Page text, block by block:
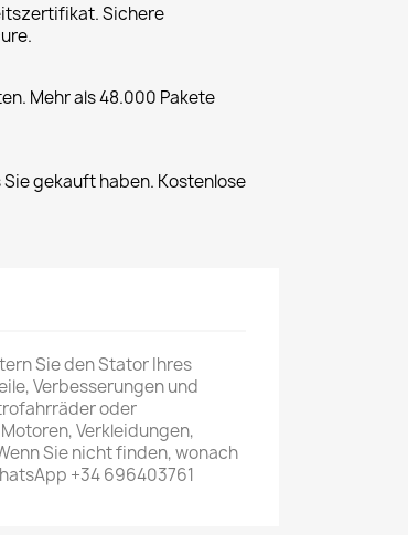
Sichere
Mehr als 48.000 Pakete
gekauft haben. Kostenlose
Sie den Stator Ihres
Verbesserungen und
oder
Verkleidungen,
Sie nicht finden, wonach
+34 696403761